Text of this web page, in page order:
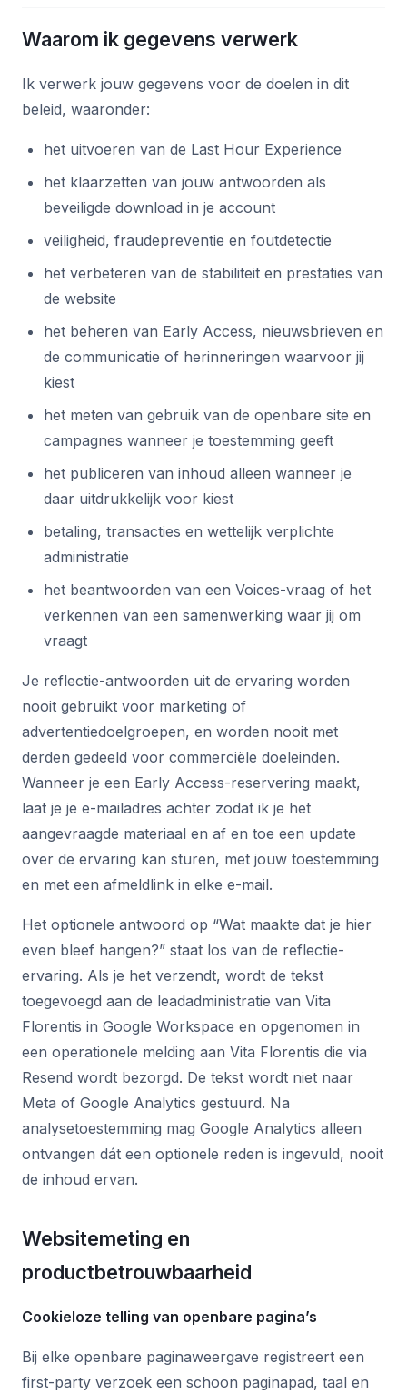
Waarom ik gegevens verwerk
Ik verwerk jouw gegevens voor de doelen in dit
beleid, waaronder:
het uitvoeren van de Last Hour Experience
het klaarzetten van jouw antwoorden als
beveiligde download in je account
veiligheid, fraudepreventie en foutdetectie
het verbeteren van de stabiliteit en prestaties van
de website
het beheren van Early Access, nieuwsbrieven en
de communicatie of herinneringen waarvoor jij
kiest
het meten van gebruik van de openbare site en
campagnes wanneer je toestemming geeft
het publiceren van inhoud alleen wanneer je
daar uitdrukkelijk voor kiest
betaling, transacties en wettelijk verplichte
administratie
het beantwoorden van een Voices-vraag of het
verkennen van een samenwerking waar jij om
vraagt
Je reflectie-antwoorden uit de ervaring worden
nooit gebruikt voor marketing of
advertentiedoelgroepen, en worden nooit met
derden gedeeld voor commerciële doeleinden.
Wanneer je een Early Access-reservering maakt,
laat je je e-mailadres achter zodat ik je het
aangevraagde materiaal en af en toe een update
over de ervaring kan sturen, met jouw toestemming
en met een afmeldlink in elke e-mail.
Het optionele antwoord op “Wat maakte dat je hier
even bleef hangen?” staat los van de reflectie-
ervaring. Als je het verzendt, wordt de tekst
toegevoegd aan de leadadministratie van Vita
Florentis in Google Workspace en opgenomen in
een operationele melding aan Vita Florentis die via
Resend wordt bezorgd. De tekst wordt niet naar
Meta of Google Analytics gestuurd. Na
analysetoestemming mag Google Analytics alleen
ontvangen dát een optionele reden is ingevuld, nooit
de inhoud ervan.
Websitemeting en
productbetrouwbaarheid
Cookieloze telling van openbare pagina’s
Bij elke openbare paginaweergave registreert een
first-party verzoek een schoon paginapad, taal en